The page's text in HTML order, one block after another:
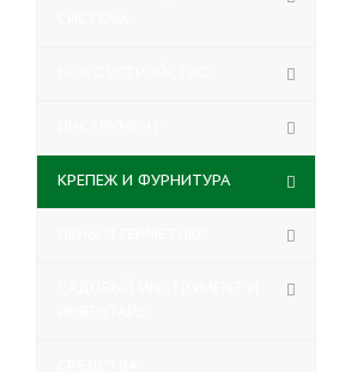
КРЕПЕЖ И ФУРНИТУРА